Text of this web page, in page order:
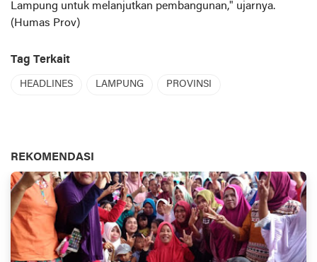
Lampung untuk melanjutkan pembangunan," ujarnya.
(Humas Prov)
Tag Terkait
HEADLINES LAMPUNG PROVINSI
REKOMENDASI